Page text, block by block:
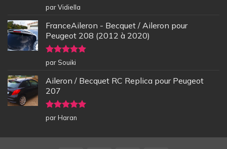
Note5sur
5
par Vidiella
FranceAileron - Becquet / Aileron pour
Peugeot 208 (2012 à 2020)
Note5sur
5
par Souiki
Aileron / Becquet RC Replica pour Peugeot
207
Note5sur
5
par Haran